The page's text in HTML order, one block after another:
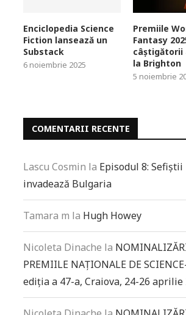
Enciclopedia Science
Fiction lansează un
Substack
6 noiembrie 2025
Premiile
Fantasy
câștigătorii
la Brighton
5 noiembrie
COMENTARII RECENTE
Lascu Cosmin la Episodul 8:
invadează Bulgaria
Tamara m la Hugh Howey
Nicoleta Dinache la
PREMIILE NAȚIONALE DE
ediția a 47-a, Craiova, 24-26 aprilie